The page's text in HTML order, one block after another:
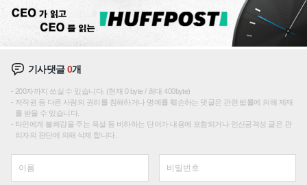
기사댓글0개
200자까지 쓰실 수 있습니다. (현재 0 byte / 최대 400byte)
저작권 등 다른 사람의 권리를 침해하거나 명예를 훼손하는 댓글은 관련 법률에 의해 제재
를 받을 수 있습니다.
타인에게 불쾌감을 주는 욕설 등 비하하는 단어가 내용에 포함되거나 인신공격성 글은 관
리자의 판단에 의해 삭제 합니다.